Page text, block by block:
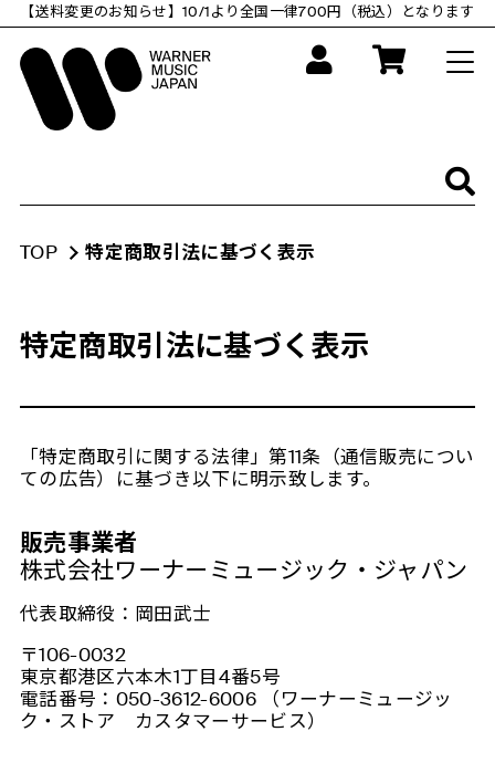
ン
【送料変更のお知らせ】10/1より全国一律700円（税込）となります
TOP 特定商取引法に基づく表示
特定商取引法に基づく表示
「特定商取引に関する法律」第11条（通信販売につい
ての広告）に基づき以下に明示致します。
販売事業者
株式会社ワーナーミュージック・ジャパン
代表取締役：岡田武士
〒106-0032
東京都港区六本木1丁目4番5号
電話番号：050-3612-6006 （ワーナーミュージッ
ク・ストア カスタマーサービス）